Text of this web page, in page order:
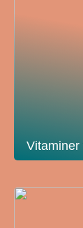
Vitaminer